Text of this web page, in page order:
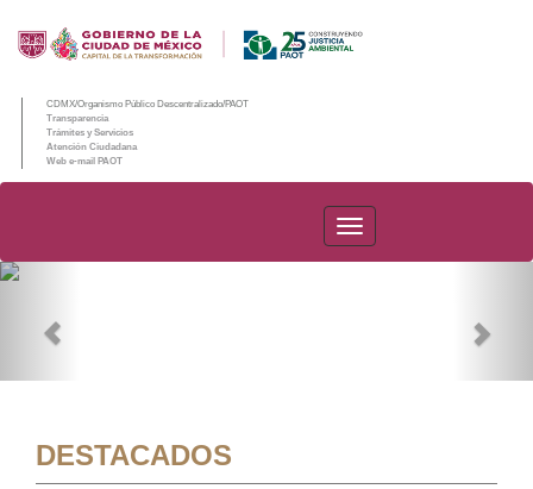
CDMX/Organismo Público Descentralizado/PAOT
Transparencia
Trámites y Servicios
Atención Ciudadana
Web e-mail PAOT
PAOT
DESTACADOS